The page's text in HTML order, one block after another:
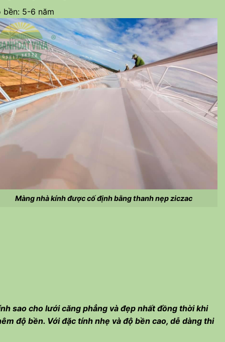
bền: 5-6 năm
Màng nhà kính được cố định bằng thanh nẹp ziczac
sao cho lưới căng phẳng và đẹp nhất đồng thời khi
độ bền. Với đặc tính nhẹ và độ bền cao, dễ dàng thi